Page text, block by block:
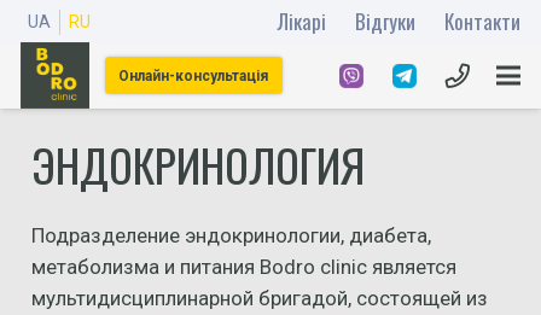
UA RU Лікарі Відгуки Контакти
Онлайн-консультація
ЭНДОКРИНОЛОГИЯ
Подразделение эндокринологии, диабета,
метаболизма и питания Bodro clinic является
мультидисциплинарной бригадой, состоящей из